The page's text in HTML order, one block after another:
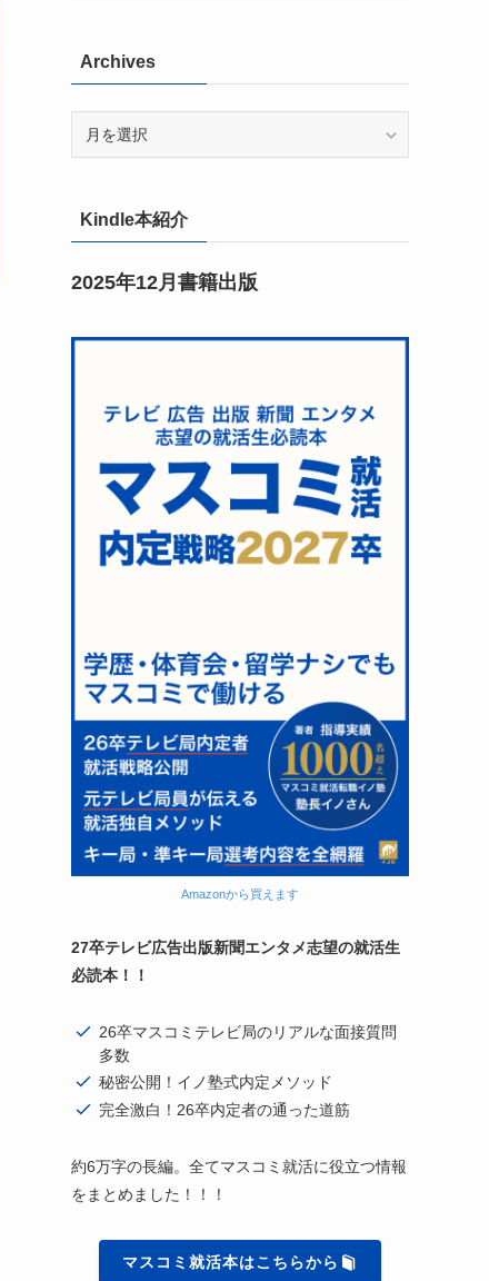
Archives
Kindle本紹介
2025年12月書籍出版
Amazonから買えます
27卒テレビ広告出版新聞エンタメ志望の就活生
必読本！！
26卒マスコミテレビ局のリアルな面接質問
多数
秘密公開！イノ塾式内定メソッド
完全激白！26卒内定者の通った道筋
約6万字の長編。全てマスコミ就活に役立つ情報
をまとめました！！！
マスコミ就活本はこちらから